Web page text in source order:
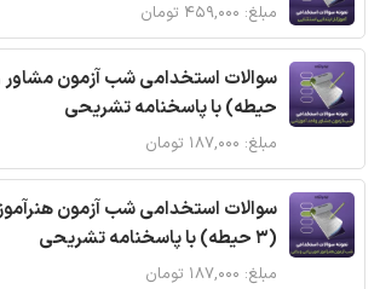
مبلغ: ۴۵۹,۰۰۰ تومان
حیطه) با پاسخنامه تشریحی
مبلغ: ۱۸۷,۰۰۰ تومان
سوالات استخدامی شب آزمون هنرآموز
(3 حیطه) با پاسخنامه تشریحی
مبلغ: ۱۸۷,۰۰۰ تومان